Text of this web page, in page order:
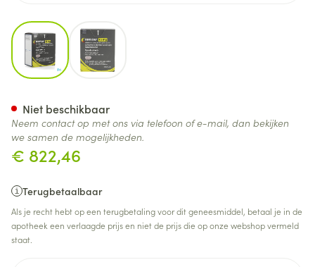
View larger imageView larger image
€ 822,46
Terugbetaalbaar
Als je recht hebt op een terugbetaling voor dit geneesmiddel, betaal je in de
apotheek een verlaagde prijs en niet de prijs die op onze webshop vermeld
staat.
Niet beschikbaar
Neem contact op met ons via telefoon of e-mail, dan bekijken
we samen de mogelijkheden.